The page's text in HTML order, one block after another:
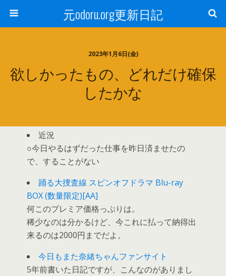
元odoru.org更新日記
2023年1月6日(金)
欲しかったもの、どれだけ確保
したかな
近況
○今日やるはずだった仕事を昨日済ませたの
で、することがない
踊る大捜査線 スピンオフドラマ Blu-ray
BOX (数量限定)[AA]
何このプレミア価格っぷりは。
稀少なのは分かるけど、今これに払って納得出
来るのは2000円までだよ。
今日もまた奈緒ちゃんファンサイト
5年前書いた日記ですが、こんなのがありまし